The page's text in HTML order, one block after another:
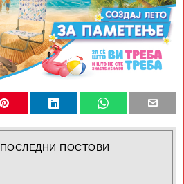
ПОСЛЕДНИ ПОСТОВИ